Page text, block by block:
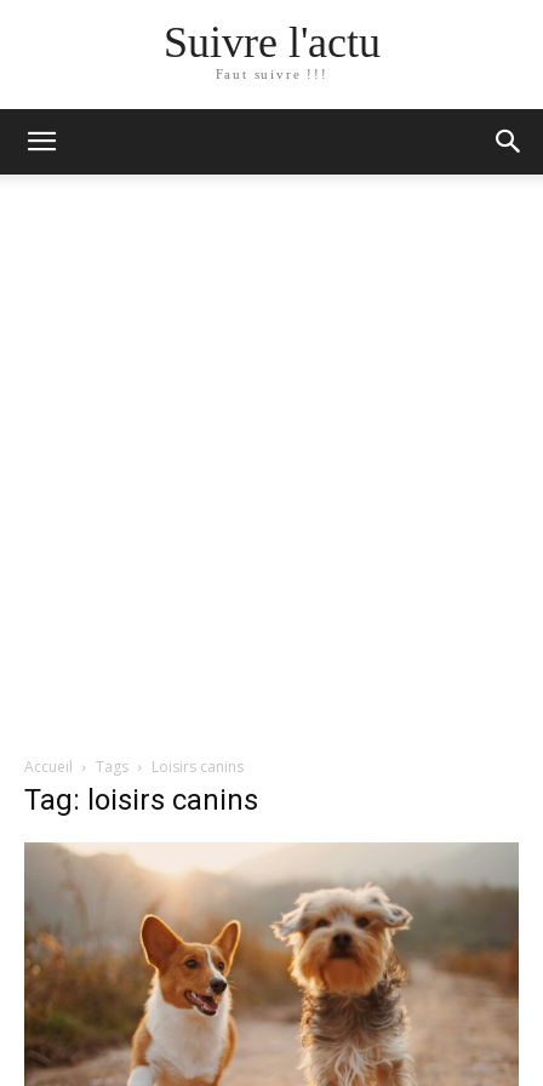
Suivre l'actu
Faut suivre !!!
Accueil Tags Loisirs canins
Tag: loisirs canins